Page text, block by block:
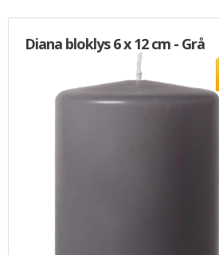
Diana bloklys 6 x 12 cm - Grå